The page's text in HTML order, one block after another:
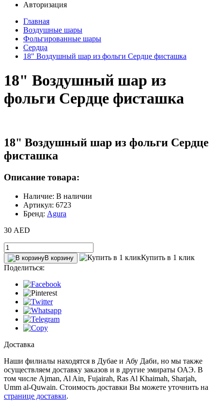
Авторизация
Главная
Воздушные шары
Фольгированные шары
Сердца
18" Воздушный шар из фольги Сердце фисташка
18" Воздушный шар из
фольги Сердце фисташка
18" Воздушный шар из фольги Сердце
фисташка
Описание товара:
Наличие: В наличии
Артикул: 6723
Бренд: Agura
30 AED
В корзину
Купить в 1 клик
Поделиться:
Доставка
Наши филиалы находятся в Дубае и Абу Даби, но мы также
осуществляем доставку заказов и в другие эмираты ОАЭ. В
том числе Ajman, Al Ain‎, Fujairah, Ras Al Khaimah, Sharjah,
Umm al-Quwain. Стоимость доставки Вы можете уточнить на
странице доставки.